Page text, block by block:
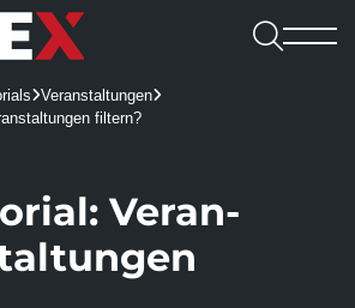

Onlineshops
Veranstaltungen
filtern?
Veran­